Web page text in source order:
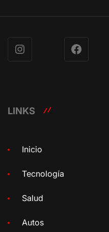
Instagram Facebook
LINKS
Inicio
Tecnología
Salud
Autos